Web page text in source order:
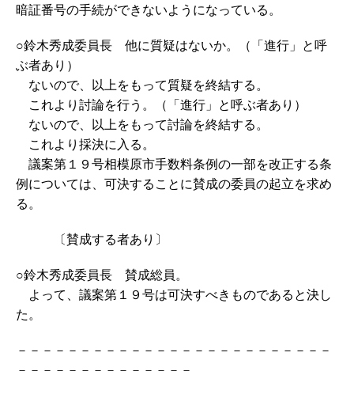
暗証番号の手続ができないようになっている。
○鈴木秀成委員長 他に質疑はないか。（「進行」と呼
ぶ者あり）
ないので、以上をもって質疑を終結する。
これより討論を行う。（「進行」と呼ぶ者あり）
ないので、以上をもって討論を終結する。
これより採決に入る。
議案第１９号相模原市手数料条例の一部を改正する条
例については、可決することに賛成の委員の起立を求め
る。
〔賛成する者あり〕
○鈴木秀成委員長 賛成総員。
よって、議案第１９号は可決すべきものであると決し
た。
－－－－－－－－－－－－－－－－－－－－－－－－－
－－－－－－－－－－－－－－